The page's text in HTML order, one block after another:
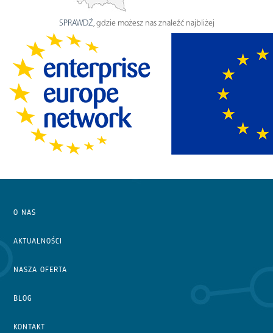
SPRAWDŹ, gdzie możesz nas znaleźć najbliżej
O NAS
AKTUALNOŚCI
NASZA OFERTA
BLOG
KONTAKT